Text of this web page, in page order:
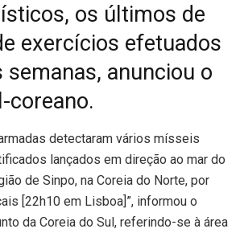
os últimos de
exercícios efetuados
semanas, anunciou o
coreano.
detectaram vários mísseis
lançados em direção ao mar do
de Sinpo, na Coreia do Norte, por
[22h10 em Lisboa]”, informou o
da Coreia do Sul, referindo-se à área